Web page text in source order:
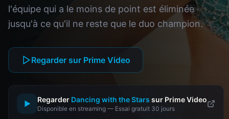
l'équipe qui a le moins de point est éliminée
jusqu'à ce qu'il ne reste que le duo champion.
Regarder sur Prime Video
▶ Regarder Dancing with the Stars sur Prime Video
Disponible en streaming — Essai gratuit 30 jours